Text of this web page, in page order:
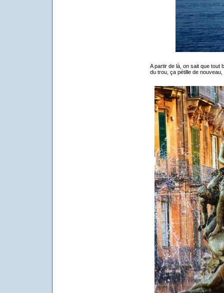
A partir de là, on sait que tout
du trou, ça pétille de